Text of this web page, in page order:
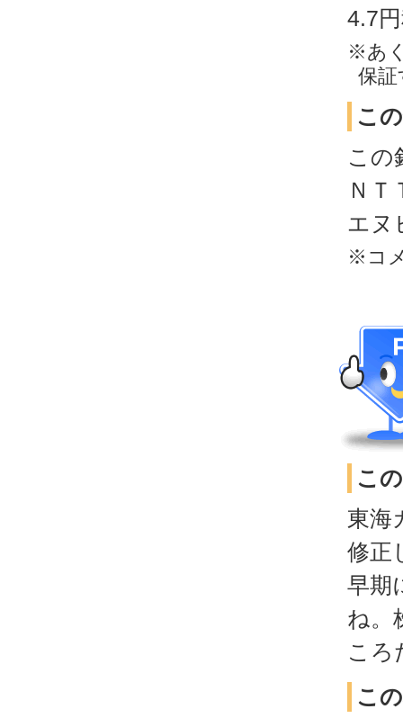
4.7
※あ
保
こ
この
ＮＴ
エヌ
※コ
こ
東海
修正
早期
ね。
ころ
こ